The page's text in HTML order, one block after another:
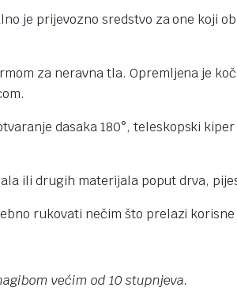
je prijevozno sredstvo za one koji
za neravna tla. Opremljena je
dasaka 180°, teleskopski
ili drugih materijala poput drva,
rukovati nečim što prelazi korisne
većim od 10 stupnjeva.